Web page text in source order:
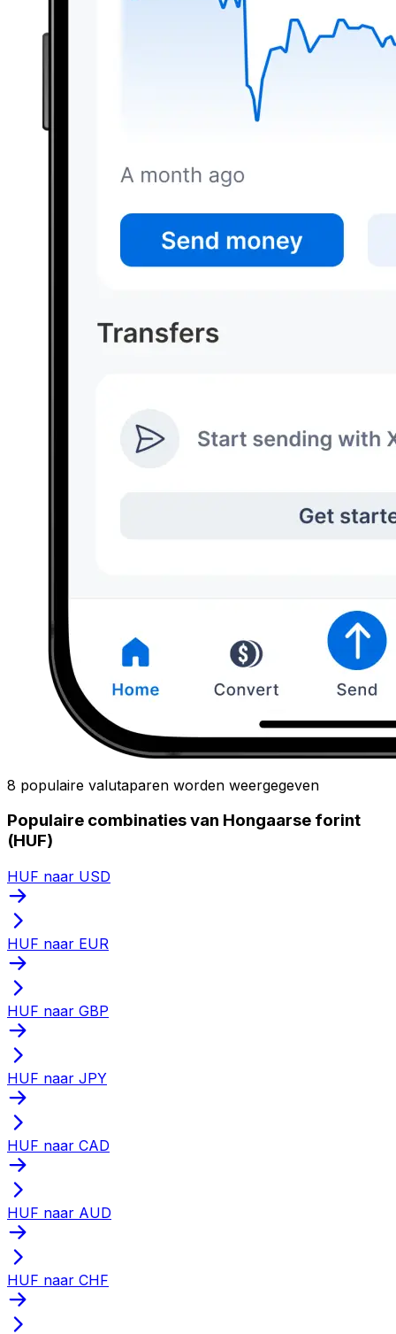
8 populaire valutaparen worden weergegeven
Populaire combinaties van Hongaarse forint
(HUF)
HUF naar USD
HUF naar EUR
HUF naar GBP
HUF naar JPY
HUF naar CAD
HUF naar AUD
HUF naar CHF